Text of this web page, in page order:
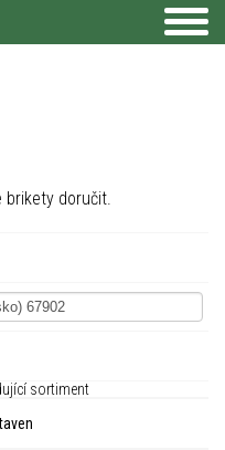
brikety doručit.
sortiment